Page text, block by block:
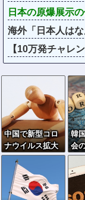
日本の原爆展示
海外「日本人は
【10万発チャレ
中国で新型コロ
ナウイルス拡大
「治療薬販売制
限指針」のせい
で薬局で買えず
韓
会
「
ろ